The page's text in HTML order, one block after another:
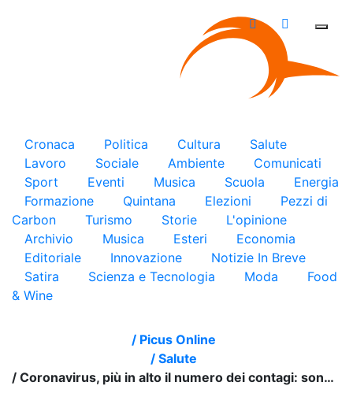
Cronaca Politica Cultura
Salute
Lavoro
Sociale Ambiente
Comunicati
Sport
Eventi Musica Scuola
Energia
Formazione
Quintana Elezioni
Pezzi di
Carbon
Turismo Storie
L'opinione
Archivio
Musica Esteri
Economia
Editoriale
Innovazione
Notizie In Breve
Satira
Scienza e Tecnologia Moda
Food
& Wine
/ Picus Online
/ Salute
/ Coronavirus, più in alto il numero dei contagi: sono 1.027 i nuovi casi nelle Marche su 7.062 tamponi eseguiti